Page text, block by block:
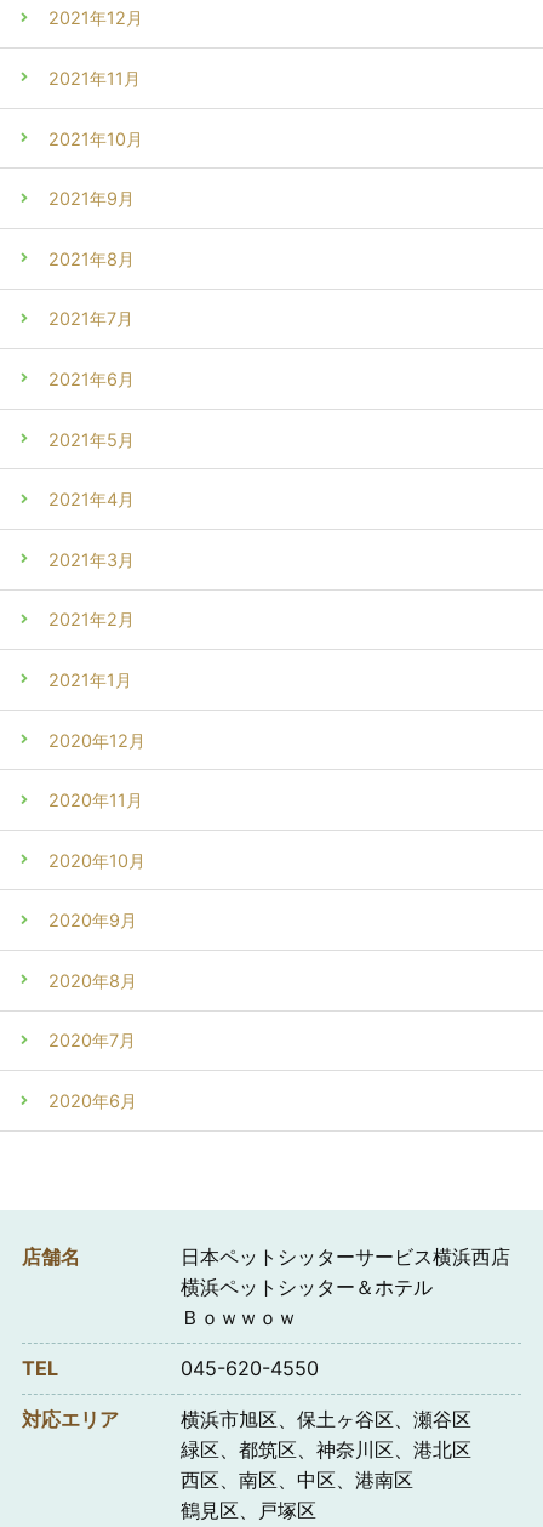
2021年12月
2021年11月
2021年10月
2021年9月
2021年8月
2021年7月
2021年6月
2021年5月
2021年4月
2021年3月
2021年2月
2021年1月
2020年12月
2020年11月
2020年10月
2020年9月
2020年8月
2020年7月
2020年6月
店舗名
日本ペットシッターサービス横浜西店
横浜ペットシッター＆ホテル
Ｂｏｗｗｏｗ
TEL 045-620-4550
対応エリア
横浜市旭区、保土ヶ谷区、瀬谷区
緑区、都筑区、神奈川区、港北区
西区、南区、中区、港南区
鶴見区、戸塚区